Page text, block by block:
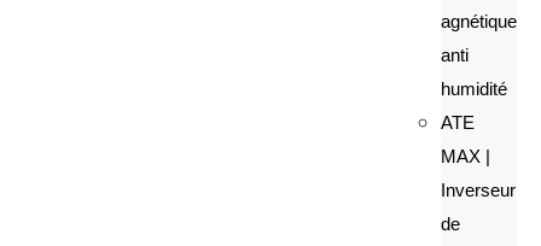
agnétique
anti
humidité
ATE
MAX |
Inverseur
de